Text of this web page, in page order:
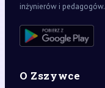
inżynierów i pedagogów.
O Zszywce